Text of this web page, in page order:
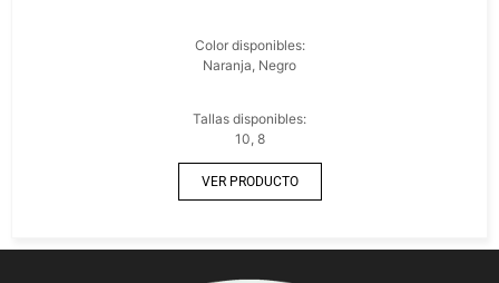
Color disponibles:
Naranja, Negro
Tallas disponibles:
10, 8
VER PRODUCTO